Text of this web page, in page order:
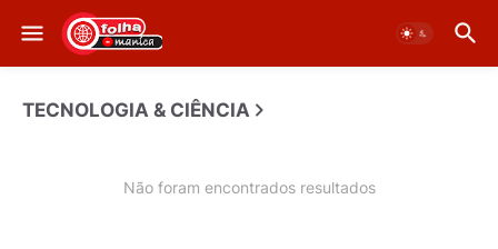
TECNOLOGIA & CIÊNCIA
Não foram encontrados resultados